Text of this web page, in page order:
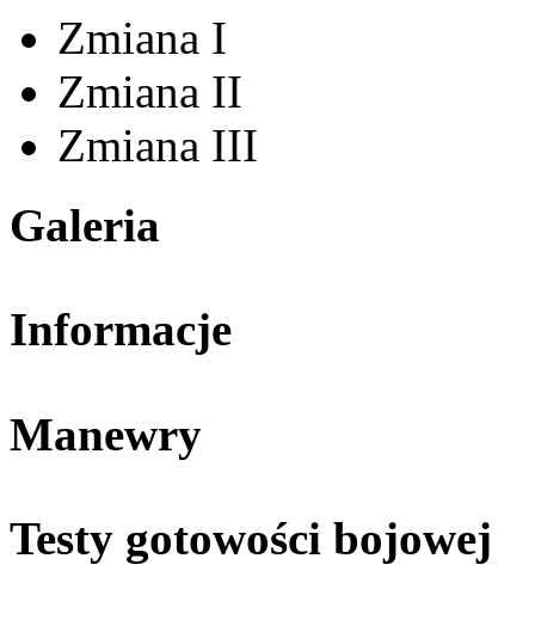
Zmiana I
Zmiana II
Zmiana III
Galeria
Informacje
Manewry
Testy gotowości bojowej